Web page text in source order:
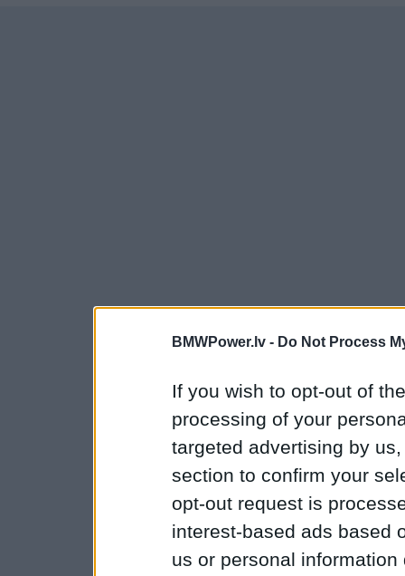
BMWPower.lv - Do Not Process
If you wish to opt-out of
processing of your
targeted advertising by
section to confirm your
opt-out request is
interest-based ads based
us or personal